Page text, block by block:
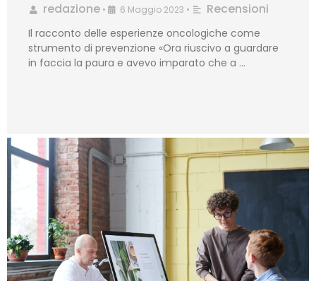
redazione • 6 Maggio 2023 • Recensioni
Il racconto delle esperienze oncologiche come
strumento di prevenzione «Ora riuscivo a guardare
in faccia la paura e avevo imparato che a …